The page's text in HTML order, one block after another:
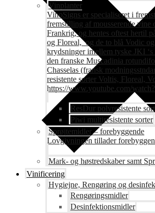
Vinplanter
VinoSigns er specialiseret i
fremstilling af mousserende
Frankrig, og hentes oftest hertil
og Floreal, og de to blå Vodic
krydsninger imellem tyske JKI
den franske Muscadinia
Chasselas (fransk
resistente sorter Voltis, Floreal,
https://www.youtube.com/
ResDur polyresistente
Piwi multiresistente sorter
Sprøjtemidler – forebyggende
Lovgivningen tillader
Mark- og høstredskaber samt
Vinificering
Hygiejne, Rengøring og
Rengøringsmidler
Desinfektionsmidler